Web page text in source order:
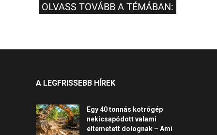
OLVASS TOVÁBB A TÉMÁBAN:
A LEGFRISSEBB HÍREK
Egy 40 tonnás kotrógép
nekicsapódott valami
eltemetett dolognak – Ami